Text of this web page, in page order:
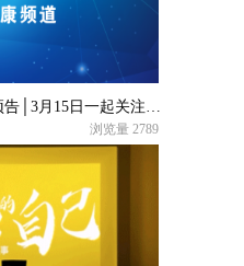
《科普了，病理》预告│3月15日一起关注病理学的创新与传承
浏览量 2789